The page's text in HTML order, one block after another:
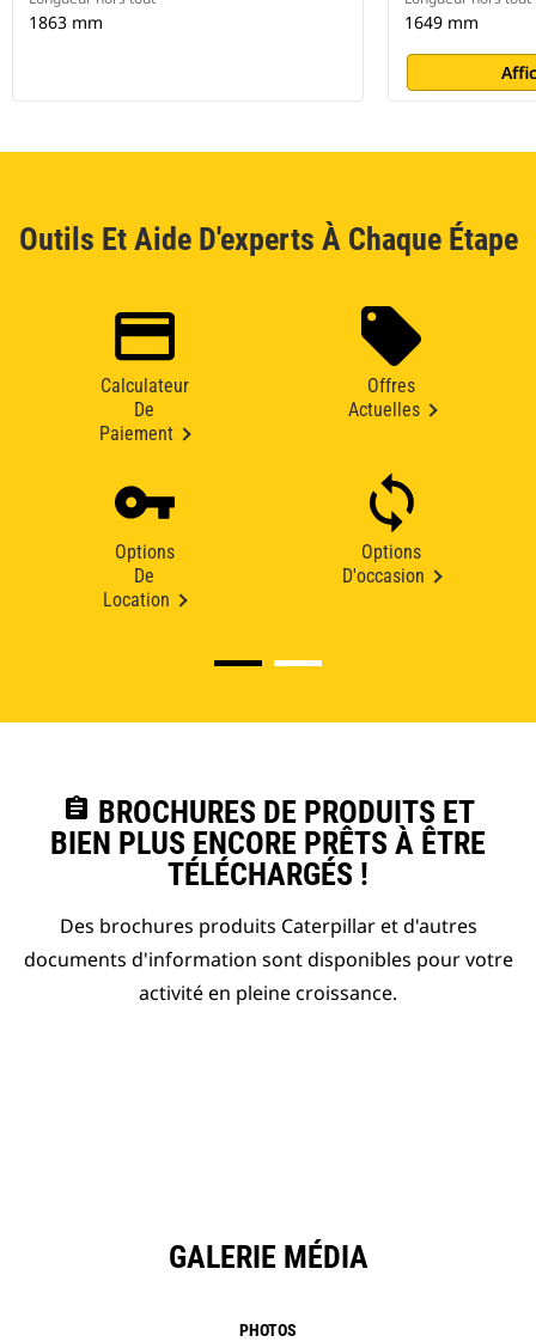
1863 mm 1649 mm
Outils Et Aide D'experts À Chaque Étape
Calculateur
De
Paiement
Offres
Actuelles
Options
De
Location
Options
D'occasion
assignment BROCHURES DE PRODUITS ET
BIEN PLUS ENCORE PRÊTS À ÊTRE
TÉLÉCHARGÉS !
Des brochures produits Caterpillar et d'autres
documents d'information sont disponibles pour votre
activité en pleine croissance.
GALERIE MÉDIA
PHOTOS